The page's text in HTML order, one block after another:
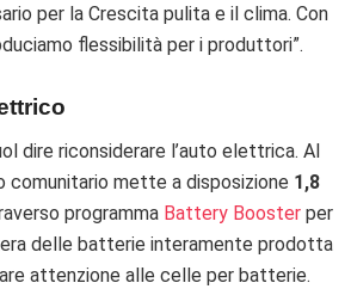
per la Crescita pulita e il clima. Con
flessibilità per i produttori”.
dire riconsiderare l’auto elettrica. Al
comunitario mette a disposizione 1,8
programma Battery Booster per
delle batterie interamente prodotta
attenzione alle celle per batterie.